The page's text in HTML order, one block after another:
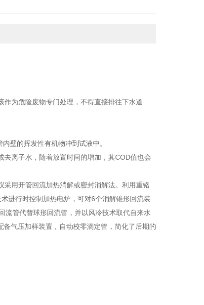
为危险废物专门处理，不得直接排往下水道
壁的挥发性有机物冲到试液中。
离子水，随着放置时间的增加，其COD值也会
用开管回流加热消解或密封消解法。利用重铬
进行时控制加热电炉，可对6个消解锥形回流装
流管代替球形回流管，并以风冷技术取代自来水
气压加样装置，自动校零滴定管，简化了后期的